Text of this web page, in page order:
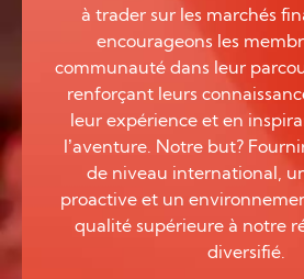
à trader sur les marchés
encourageons les
communauté dans leur
renforçant leurs
leur expérience et en
l’aventure. Notre but?
de niveau international,
proactive et un
qualité supérieure à notre
diversifié.